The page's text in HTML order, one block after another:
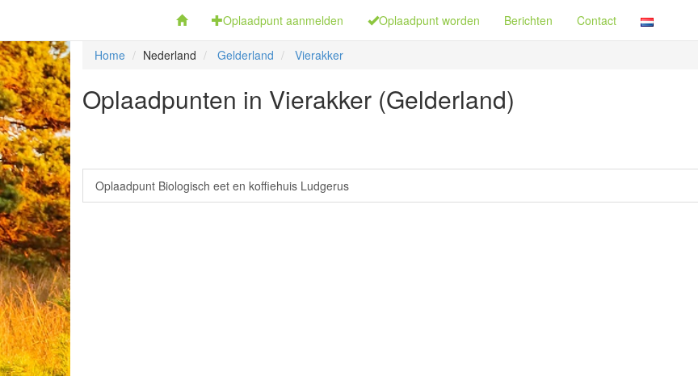
Oplaadpunt aanmelden Oplaadpunt worden Berichten Contact
Home Nederland Gelderland Vierakker
Oplaadpunten in Vierakker (Gelderland)
Oplaadpunt Biologisch eet en koffiehuis Ludgerus